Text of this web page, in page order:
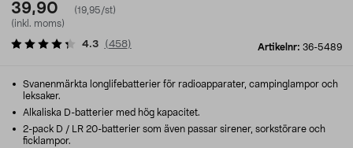
39,90
(19,95/st)
(inkl. moms)
Artikelnr: 36-5489
4.3 (458)
Svanenmärkta longlifebatterier för radioapparater, campinglampor och
leksaker.
Alkaliska D-batterier med hög kapacitet.
2-pack D / LR 20-batterier som även passar sirener, sorkstörare och
ficklampor.